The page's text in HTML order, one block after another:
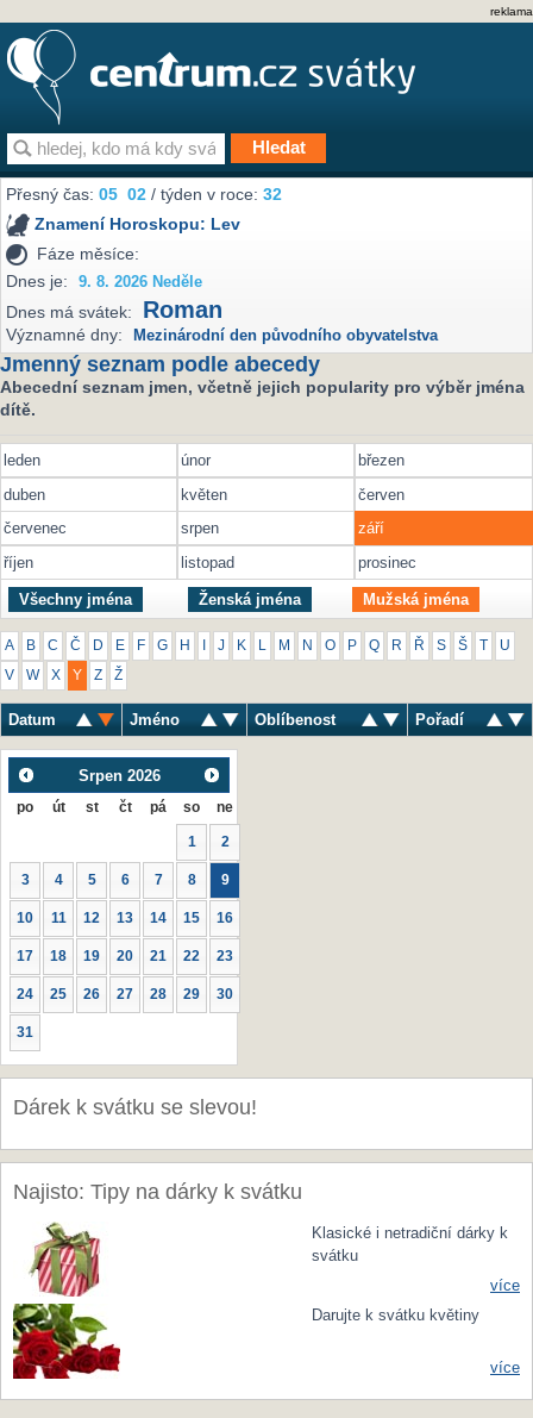
reklama
Přesný čas:05 02 / týden v roce:32
Znamení Horoskopu: Lev
Fáze měsíce:
Dnes je:
9. 8. 2026 Neděle
Dnes má svátek: Roman
Významné dny: Mezinárodní den původního obyvatelstva
Jmenný seznam podle abecedy
Abecední seznam jmen, včetně jejich popularity pro výběr jména
dítě.
leden únor
březen
duben
květen
červen
červenec
srpen
září
říjen
listopad prosinec
Všechny jména Ženská jména Mužská jména
A B C Č D E F G H J K M N O P Q R Ř S Š U
V W X Y Z Ž
Datum Jméno Oblíbenost Pořadí
Srpen 2026
po út st čt pá so ne
1 2
3 4 5 6 7 8 9
10 11 12 13 14 15 16
17 18 19 20 21 22 23
24 25 26 27 28 29 30
31
Dárek k svátku se slevou!
Najisto: Tipy na dárky k svátku
Klasické i netradiční dárky k
svátku
více
Darujte k svátku květiny
více